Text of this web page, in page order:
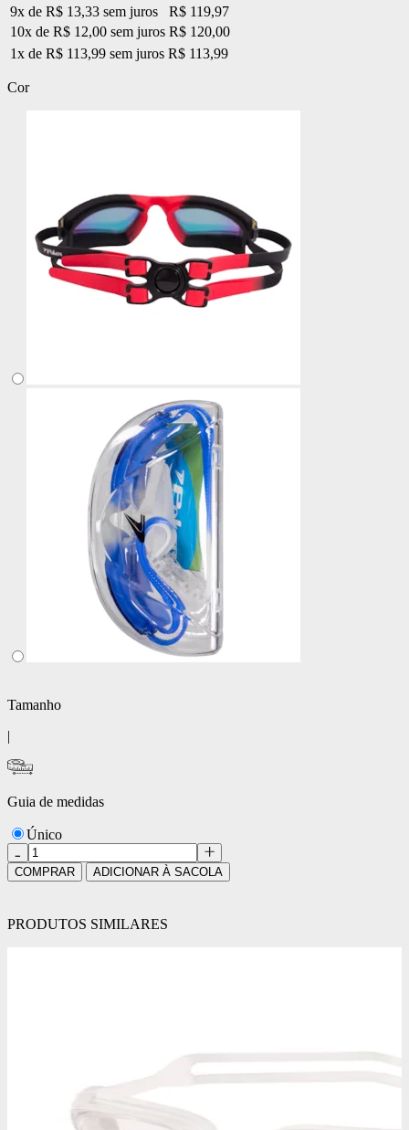
9x de R$ 13,33 sem juros
R$ 119,97
10x de R$ 12,00 sem juros R$ 120,00
1x de R$ 113,99 sem juros R$ 113,99
Cor
Tamanho
|
Guia de medidas
Único
COMPRAR ADICIONAR À SACOLA
PRODUTOS SIMILARES